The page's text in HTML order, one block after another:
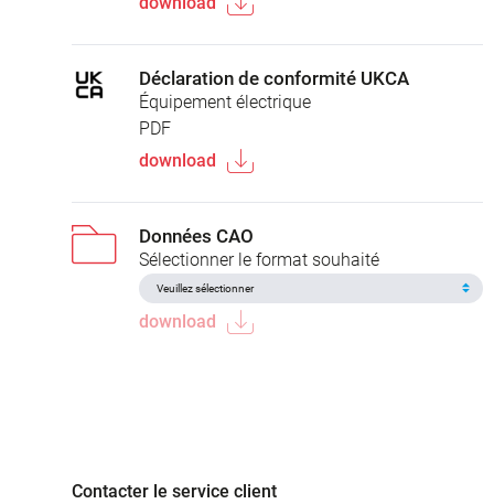
Déclaration de conformité UKCA
Équipement électrique
PDF
download
Données CAO
Sélectionner le format souhaité
download
Contacter le service client